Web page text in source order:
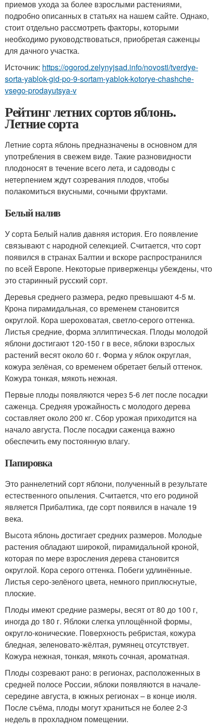
приемов ухода за более взрослыми растениями,
подробно описанных в статьях на нашем сайте. Однако,
стоит отдельно рассмотреть факторы, которыми
необходимо руководствоваться, приобретая саженцы
для дачного участка.
Источник: https://ogorod.zelynyjsad.info/novosti/tverdye-
sorta-yablok-gid-po-9-sortam-yablok-kotorye-chashche-
vsego-prodayutsya-v
Рейтинг летних сортов яблонь.
Летние сорта
Летние сорта яблонь предназначены в основном для
употребления в свежем виде. Такие разновидности
плодоносят в течение всего лета, и садоводы с
нетерпением ждут созревания плодов, чтобы
полакомиться вкусными, сочными фруктами.
Белый налив
У сорта Белый налив давняя история. Его появление
связывают с народной селекцией. Считается, что сорт
появился в странах Балтии и вскоре распространился
по всей Европе. Некоторые приверженцы убеждены, что
это старинный русский сорт.
Деревья среднего размера, редко превышают 4-5 м.
Крона пирамидальная, со временем становится
округлой. Кора шероховатая, светло-серого оттенка.
Листья средние, форма эллиптическая. Плоды молодой
яблони достигают 120-150 г в весе, яблоки взрослых
растений весят около 60 г. Форма у яблок округлая,
кожура зелёная, со временем обретает белый оттенок.
Кожура тонкая, мякоть нежная.
Первые плоды появляются через 5-6 лет после посадки
саженца. Средняя урожайность с молодого дерева
составляет около 200 кг. Сбор урожая приходится на
начало августа. После посадки саженца важно
обеспечить ему постоянную влагу.
Папировка
Это раннелетний сорт яблони, полученный в результате
естественного опыления. Считается, что его родиной
является Прибалтика, где сорт появился в начале 19
века.
Высота яблонь достигает средних размеров. Молодые
растения обладают широкой, пирамидальной кроной,
которая по мере взросления дерева становится
округлой. Кора серого оттенка. Побеги удлинённые.
Листья серо-зелёного цвета, немного приплюснутые,
плоские.
Плоды имеют средние размеры, весят от 80 до 100 г,
иногда до 180 г. Яблоки слегка уплощённой формы,
округло-конические. Поверхность ребристая, кожура
бледная, зеленовато-жёлтая, румянец отсутствует.
Кожура нежная, тонкая, мякоть сочная, ароматная.
Плоды созревают рано: в регионах, расположенных в
средней полосе России, яблоки появляются в начале-
середине августа, в южных регионах – в конце июля.
После съёма, плоды могут храниться не более 2-3
недель в прохладном помещении.